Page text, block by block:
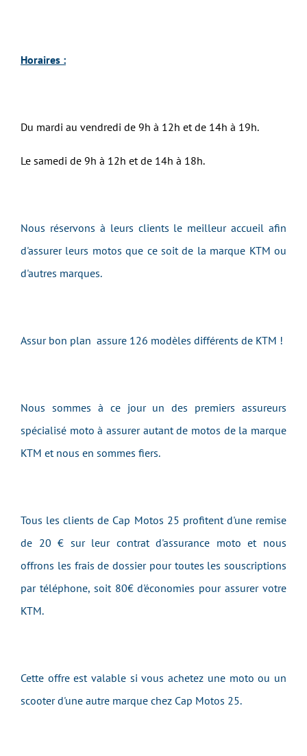
Horaires :
Du mardi au vendredi de 9h à 12h et de 14h à 19h.
Le samedi de 9h à 12h et de 14h à 18h.
Nous réservons à leurs clients le meilleur accueil afin
d'assurer leurs motos que ce soit de la marque KTM ou
d'autres marques.
Assur bon plan assure 126 modèles différents de KTM !
Nous sommes à ce jour un des premiers assureurs
spécialisé moto à assurer autant de motos de la marque
KTM et nous en sommes fiers.
Tous les clients de Cap Motos 25 profitent d'une remise
de 20 € sur leur contrat d'assurance moto et nous
offrons les frais de dossier pour toutes les souscriptions
par téléphone, soit 80€ d'économies pour assurer votre
KTM.
Cette offre est valable si vous achetez une moto ou un
scooter d'une autre marque chez Cap Motos 25.